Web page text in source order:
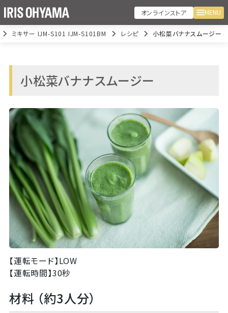
オンラインストア MENU
ミキサー IJM-S101 IJM-S101BM レシピ 小松菜バナナスムージー
小松菜バナナスムージー
【運転モード】LOW
【運転時間】30秒
材料 （約3人分）